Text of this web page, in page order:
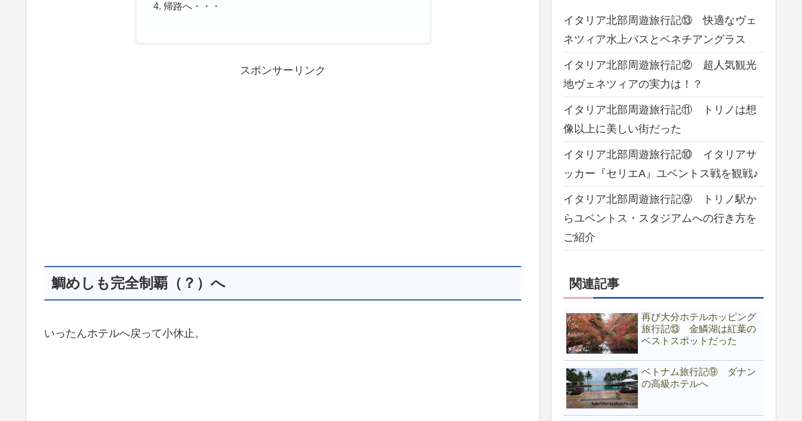
帰路へ・・・
スポンサーリンク
鯛めしも完全制覇（？）へ
いったんホテルへ戻って小休止。
イタリア北部周遊旅行記⑬ 快適なヴェ
ネツィア水上バスとベネチアングラス
イタリア北部周遊旅行記⑫ 超人気観光
地ヴェネツィアの実力は！？
イタリア北部周遊旅行記⑪ トリノは想
像以上に美しい街だった
イタリア北部周遊旅行記⑩ イタリアサ
ッカー『セリエA』ユベントス戦を観戦♪
イタリア北部周遊旅行記⑨ トリノ駅か
らユベントス・スタジアムへの行き方を
ご紹介
関連記事
再び大分ホテルホッピング
旅行記⑬ 金鱗湖は紅葉の
ベストスポットだった
ベトナム旅行記⑨ ダナン
の高級ホテルへ